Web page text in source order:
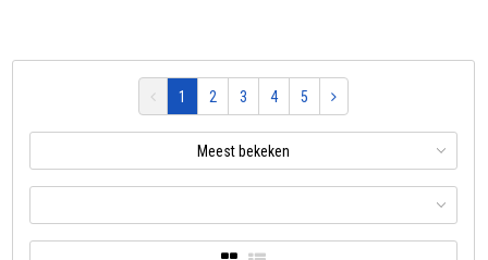
1 2 3 4 5
Meest bekeken